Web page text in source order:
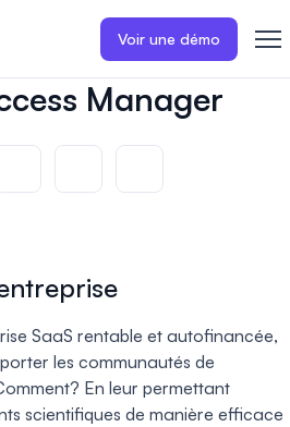
Voir une démo
et
Inscriptions
de
Sessions
virtuelles
Organisez
d'affiches
Manager
SaaS rentable et autofinancée,
les communautés de
En leur permettant
scientifiques de manière efficace